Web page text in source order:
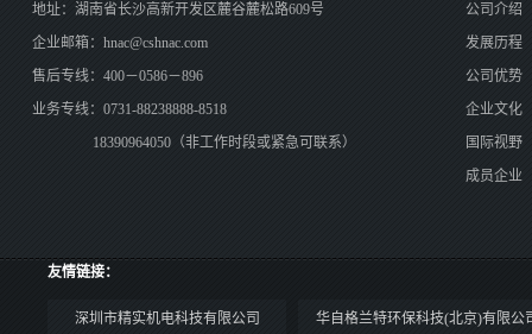
地址：湖南省长沙高新开发区麓谷麓松路609号
企业邮箱：hnac@cshnac.com
售后专线：400－0586－896
业务专线：0731-88238888-8518
18390964050（非工作时段或紧急可联系）
公司介绍
发展历程
公司优势
企业文化
国际视野
成员企业
友情链接：
深圳市精实机电科技有限公司 华自格兰特环保科技(北京)有限公